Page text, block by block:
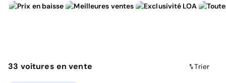
33 voitures en vente Trier